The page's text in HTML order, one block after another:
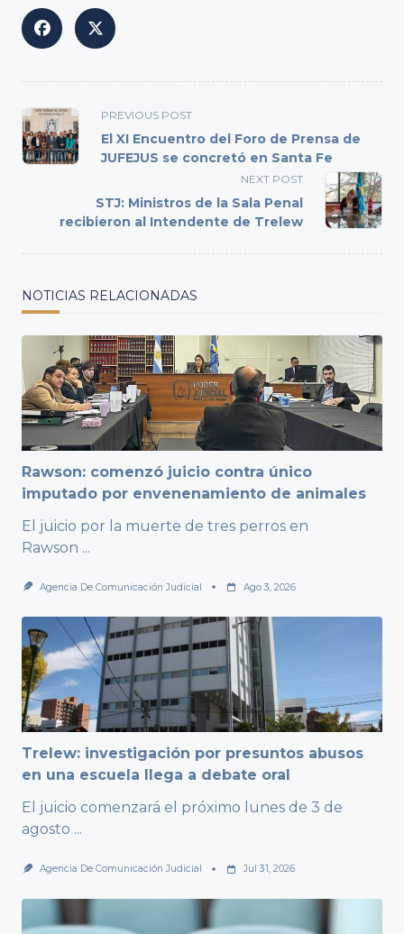
<span
class="nav-
subtitle
text">Page</span>
PREVIOUS POST
El XI Encuentro del Foro de Prensa de
JUFEJUS se concretó en Santa Fe
NEXT POST
STJ: Ministros de la Sala Penal
recibieron al Intendente de Trelew
NOTICIAS RELACIONADAS
Rawson: comenzó juicio contra único
imputado por envenenamiento de animales
El juicio por la muerte de tres perros en
Rawson ...
Agencia De Comunicación Judicial Ago 3, 2026
Trelew: investigación por presuntos abusos
en una escuela llega a debate oral
El juicio comenzará el próximo lunes de 3 de
agosto ...
Agencia De Comunicación Judicial Jul 31, 2026